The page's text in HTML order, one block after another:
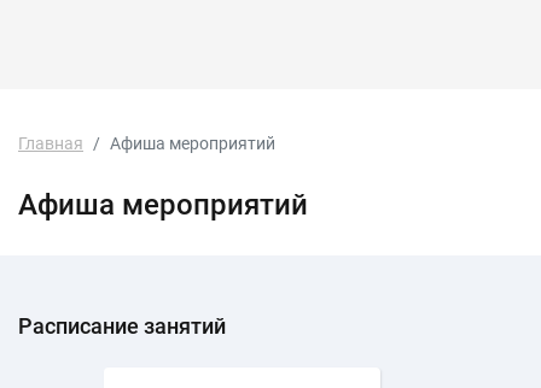
Главная Афиша мероприятий
Афиша мероприятий
Расписание занятий